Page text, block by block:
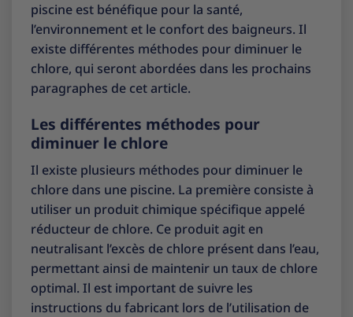
piscine est bénéfique pour la santé,
l’environnement et le confort des baigneurs. Il
existe différentes méthodes pour diminuer le
chlore, qui seront abordées dans les prochains
paragraphes de cet article.
Les différentes méthodes pour
diminuer le chlore
Il existe plusieurs méthodes pour diminuer le
chlore dans une piscine. La première consiste à
utiliser un produit chimique spécifique appelé
réducteur de chlore. Ce produit agit en
neutralisant l’excès de chlore présent dans l’eau,
permettant ainsi de maintenir un taux de chlore
optimal. Il est important de suivre les
instructions du fabricant lors de l’utilisation de